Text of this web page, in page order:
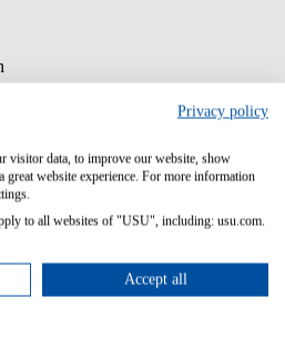
ein
Privacy policy
visitor data, to improve our website, show
great website experience. For more information
to all websites of "USU", including: usu.com.
Accept all